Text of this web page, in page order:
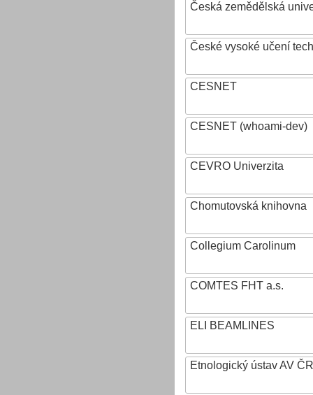
Česká zemědělská
České vysoké učení
CESNET
CESNET (whoami-dev)
CEVRO Univerzita
Chomutovská knihovna
Collegium Carolinum
COMTES FHT a.s.
ELI BEAMLINES
Etnologický ústav AV